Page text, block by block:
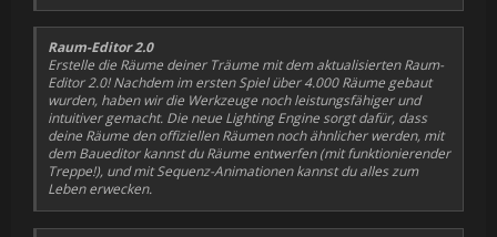
Raum-Editor 2.0
Erstelle die Räume deiner Träume mit dem aktualisierten Raum-
Editor 2.0! Nachdem im ersten Spiel über 4.000 Räume gebaut
wurden, haben wir die Werkzeuge noch leistungsfähiger und
intuitiver gemacht. Die neue Lighting Engine sorgt dafür, dass
deine Räume den offiziellen Räumen noch ähnlicher werden, mit
dem Baueditor kannst du Räume entwerfen (mit funktionierender
Treppe!), und mit Sequenz-Animationen kannst du alles zum
Leben erwecken.